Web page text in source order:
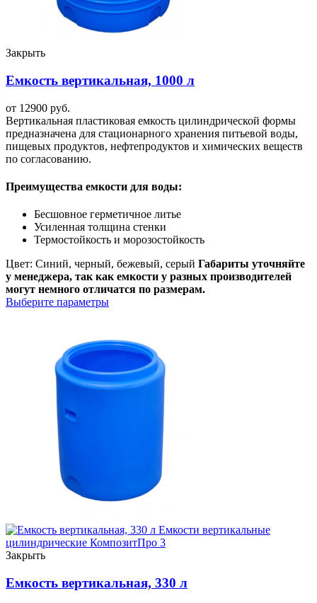
Закрыть
Емкость вертикальная, 1000 л
от 12900 руб.
Вертикальная пластиковая емкость цилиндрической формы
предназначена для стационарного хранения питьевой воды,
пищевых продуктов, нефтепродуктов и химических веществ
по согласованию.
Преимущества емкости для воды:
Бесшовное герметичное литье
Усиленная толщина стенки
Термостойкость и морозостойкость
Цвет: Синий, черный, бежевый, серый Габариты уточняйте
у менеджера, так как емкости у разных производителей
могут немного отличатся по размерам.
Выберите параметры
Закрыть
Емкость вертикальная, 330 л